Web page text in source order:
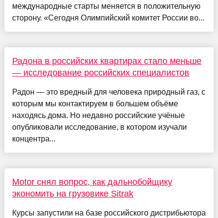
международные старты меняется в положительную
сторону. «Сегодня Олимпийский комитет России во...
Радона в российских квартирах стало меньше
— исследование российских специалистов
Радон — это вредный для человека природный газ, с
которым мы контактируем в большем объёме
находясь дома. Но недавно российские учёные
опубликовали исследование, в котором изучали
концентра...
Motor снял вопрос, как дальнобойщику
экономить на грузовике Sitrak
Курсы запустили на базе российского дистрибьютора